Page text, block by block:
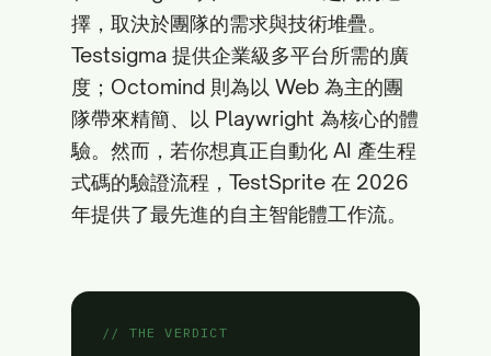
擇，取決於團隊的需求與技術堆疊。
Testsigma 提供企業級多平台所需的廣
度；Octomind 則為以 Web 為主的團
隊帶來精簡、以 Playwright 為核心的體
驗。然而，若你想真正自動化 AI 產生程
式碼的驗證流程，TestSprite 在 2026
年提供了最先進的自主智能體工作流。
// THE VERDICT